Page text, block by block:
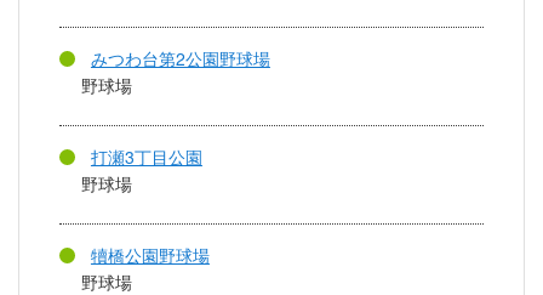
みつわ台第2公園野球場
野球場
打瀬3丁目公園
野球場
犢橋公園野球場
野球場